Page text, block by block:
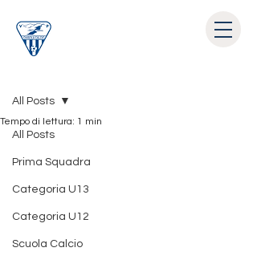
All Posts
Prima Squadra
Categoria U13
Categoria U12
Scuola Calcio
All Posts
Tempo di lettura: 1 min